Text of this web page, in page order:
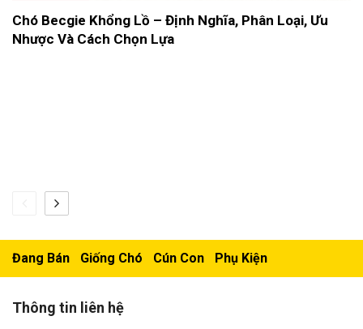
Chó Becgie Khổng Lồ – Định Nghĩa, Phân Loại, Ưu
Nhược Và Cách Chọn Lựa
Đang Bán Giống Chó Cún Con Phụ Kiện
Thông tin liên hệ